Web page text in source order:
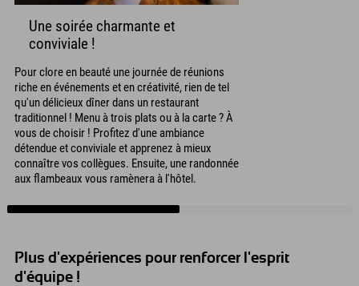
Une soirée charmante et
conviviale !
Pour clore en beauté une journée de réunions
riche en événements et en créativité, rien de tel
qu'un délicieux dîner dans un restaurant
traditionnel ! Menu à trois plats ou à la carte ? À
vous de choisir ! Profitez d'une ambiance
détendue et conviviale et apprenez à mieux
connaître vos collègues. Ensuite, une randonnée
aux flambeaux vous ramènera à l'hôtel.
Plus d'expériences pour renforcer l'esprit
d'équipe !